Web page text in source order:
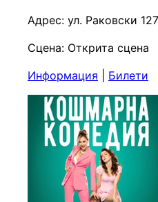
Адрес: ул. Раковски 127
Сцена: Открита сцена
Информация
Билети